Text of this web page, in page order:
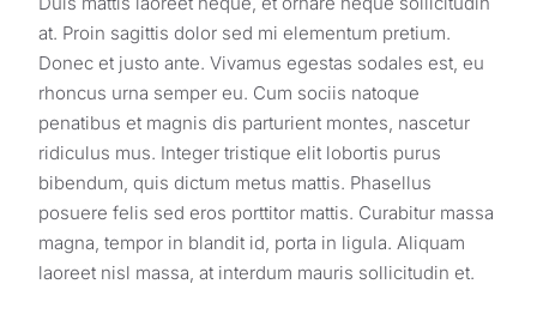
at. Proin sagittis dolor sed mi elementum pretium.
Donec et justo ante. Vivamus egestas sodales est, eu
rhoncus urna semper eu. Cum sociis natoque
penatibus et magnis dis parturient montes, nascetur
ridiculus mus. Integer tristique elit lobortis purus
bibendum, quis dictum metus mattis. Phasellus
posuere felis sed eros porttitor mattis. Curabitur massa
magna, tempor in blandit id, porta in ligula. Aliquam
laoreet nisl massa, at interdum mauris sollicitudin et.